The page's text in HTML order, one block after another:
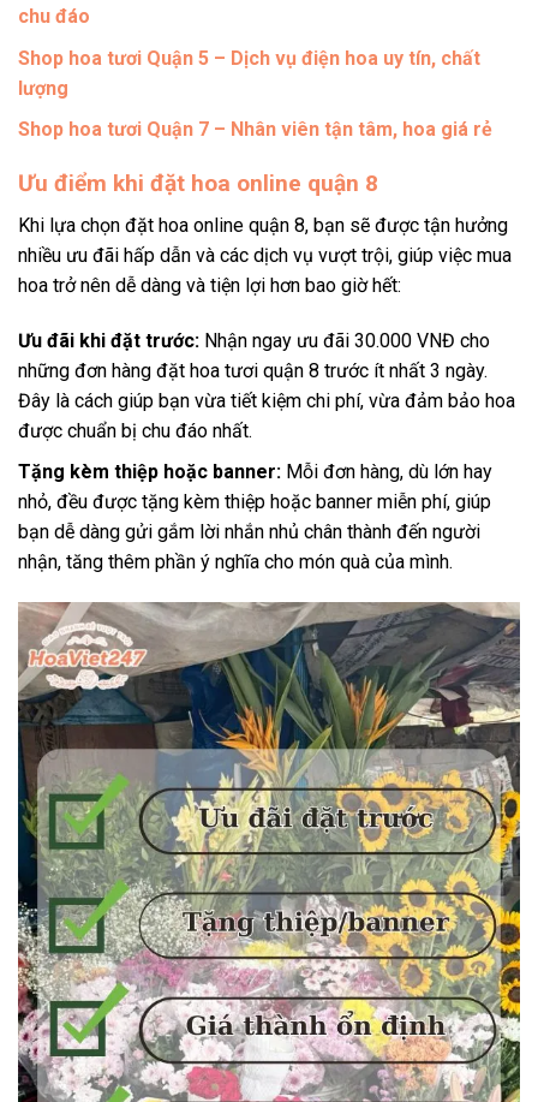
chu đáo
Shop hoa tươi Quận 5 – Dịch vụ điện hoa uy tín, chất
lượng
Shop hoa tươi Quận 7 – Nhân viên tận tâm, hoa giá rẻ
Ưu điểm khi đặt hoa online quận 8
Khi lựa chọn đặt hoa online quận 8, bạn sẽ được tận hưởng
nhiều ưu đãi hấp dẫn và các dịch vụ vượt trội, giúp việc mua
hoa trở nên dễ dàng và tiện lợi hơn bao giờ hết:
Ưu đãi khi đặt trước: Nhận ngay ưu đãi 30.000 VNĐ cho
những đơn hàng đặt hoa tươi quận 8 trước ít nhất 3 ngày.
Đây là cách giúp bạn vừa tiết kiệm chi phí, vừa đảm bảo hoa
được chuẩn bị chu đáo nhất.
Tặng kèm thiệp hoặc banner: Mỗi đơn hàng, dù lớn hay
nhỏ, đều được tặng kèm thiệp hoặc banner miễn phí, giúp
bạn dễ dàng gửi gắm lời nhắn nhủ chân thành đến người
nhận, tăng thêm phần ý nghĩa cho món quà của mình.